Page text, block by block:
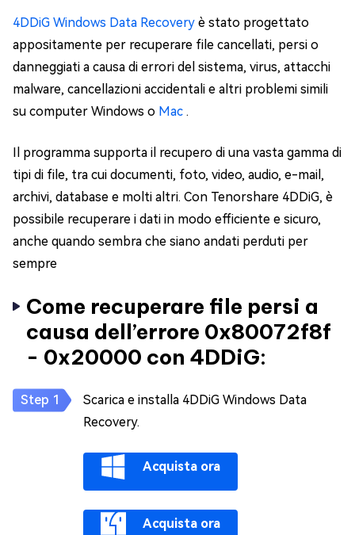
4DDiG Windows Data Recovery è stato progettato
appositamente per recuperare file cancellati, persi o
danneggiati a causa di errori del sistema, virus, attacchi
malware, cancellazioni accidentali e altri problemi simili
su computer Windows o Mac .
Il programma supporta il recupero di una vasta gamma di
tipi di file, tra cui documenti, foto, video, audio, e-mail,
archivi, database e molti altri. Con Tenorshare 4DDiG, è
possibile recuperare i dati in modo efficiente e sicuro,
anche quando sembra che siano andati perduti per
sempre
Come recuperare file persi a
causa dell’errore 0x80072f8f
- 0x20000 con 4DDiG:
Scarica e installa 4DDiG Windows Data
Recovery.
Acquista ora
Acquista ora